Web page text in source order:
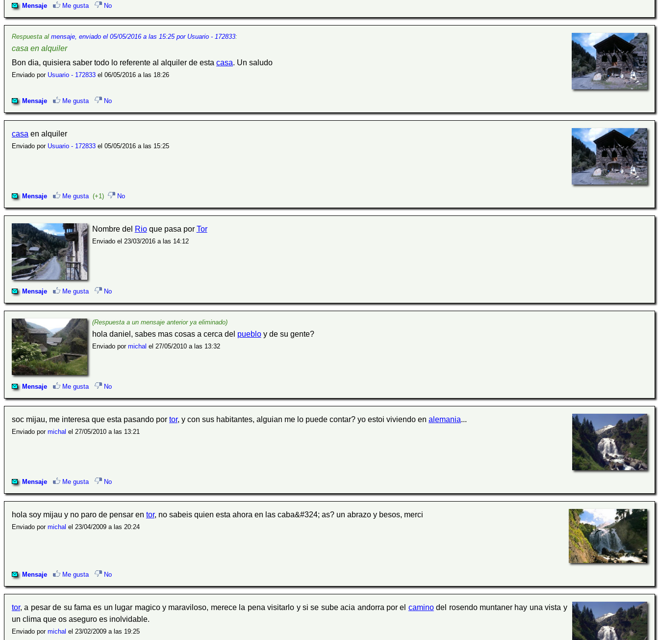
Mensaje Me gusta No
Respuesta al mensaje, enviado el 05/05/2016 a las 15:25 por Usuario - 172833:
casa en alquiler
Bon dia, quisiera saber todo lo referente al alquiler de esta casa. Un saludo
Enviado por Usuario - 172833 el 06/05/2016 a las 18:26
Mensaje Me gusta No
casa en alquiler
Enviado por Usuario - 172833 el 05/05/2016 a las 15:25
Mensaje Me gusta (+1) No
Nombre del Rioque pasa por Tor
Enviado el 23/03/2016 a las 14:12
Mensaje Me gusta No
(Respuesta a un mensaje anterior ya eliminado)
hola daniel, sabes mas cosas a cerca del puebloy de su gente?
Enviado por michal el 27/05/2010 a las 13:32
Mensaje Me gusta No
soc mijau, me interesa que esta pasando por tor, y con sus habitantes, alguian me lo puede contar? yo estoi viviendo en alemania...
Enviado por michal el 27/05/2010 a las 13:21
Mensaje Me gusta No
hola soy mijau y no paro de pensar en tor, no sabeis quien esta ahora en las caba&#324; as? un abrazo y besos, merci
Enviado por michal el 23/04/2009 a las 20:24
Mensaje Me gusta No
tor, a pesar de su fama es un lugar magico y maraviloso, merece la pena visitarlo y si se sube acia andorra por el caminodel rosendo muntaner hay una vista y
un clima que os aseguro es inolvidable.
Enviado por michal el 23/02/2009 a las 19:25